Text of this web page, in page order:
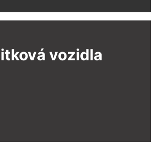
vozidla